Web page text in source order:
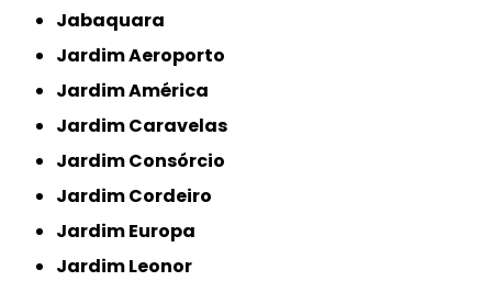
Jabaquara
Jardim Aeroporto
Jardim América
Jardim Caravelas
Jardim Consórcio
Jardim Cordeiro
Jardim Europa
Jardim Leonor